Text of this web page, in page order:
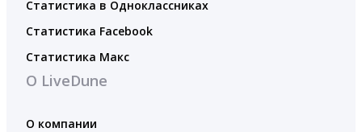
Статистика в Одноклассниках
Статистика Facebook
Статистика Макс
О LiveDune
О компании